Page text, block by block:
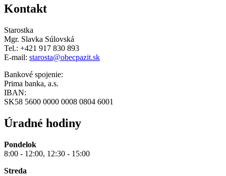
Kontakt
Starostka
Mgr. Slavka Súlovská
Tel.: +421 917 830 893
E-mail: starosta@obecpazit.sk
Bankové spojenie:
Prima banka, a.s.
IBAN:
SK58 5600 0000 0008 0804 6001
Úradné hodiny
Pondelok
8:00 - 12:00, 12:30 - 15:00
Streda